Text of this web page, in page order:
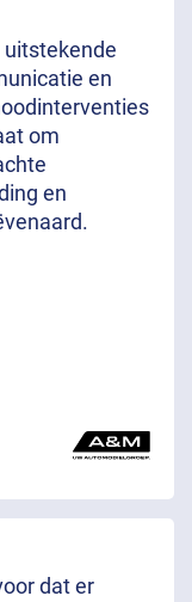
uitstekende
en
om
en
dat er